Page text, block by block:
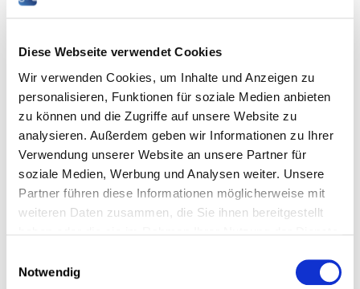
Diese Webseite verwendet Cookies
Wir verwenden Cookies, um Inhalte und Anzeigen zu
personalisieren, Funktionen für soziale Medien anbieten
zu können und die Zugriffe auf unsere Website zu
analysieren. Außerdem geben wir Informationen zu Ihrer
Verwendung unserer Website an unsere Partner für
soziale Medien, Werbung und Analysen weiter. Unsere
Partner führen diese Informationen möglicherweise mit
weiteren Daten zusammen, die Sie ihnen bereitgestellt
Notwendig
Wer trägt die Beweislast für die
Arbeitgeber für seine Kündigung anführt, obliegt es dem
Arbeitgeber, den Nachweis dafür zu erbringen (z.B. mithilfe
von Schriftstücken oder Zeugenaussagen).
Der Arbeitgeber kann während des Verfahrens weitere
Angaben zu den Gründen machen, die im
Kündigungsschreiben genannt sind. Jedoch kann er nicht
durch Beweise (z.B. mündliche oder schriftliche
Zeugenaussagen) Ungenauigkeiten in der Begründung